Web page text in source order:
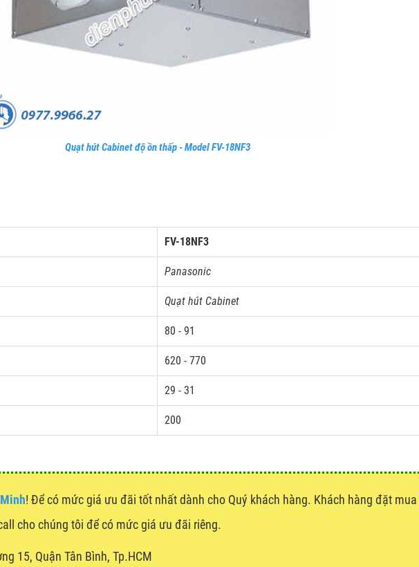
Quạt hút Cabinet độ ồn thấp - Model FV-18NF3
FV-18NF3
Panasonic
Quạt hút Cabinet
80 - 91
620 - 770
29 - 31
200
! Để có mức giá ưu đãi tốt nhất dành cho Quý khách hàng. Khách hàng đặt mua
cho chúng tôi để có mức giá ưu đãi riêng.
15, Quận Tân Bình, Tp.HCM